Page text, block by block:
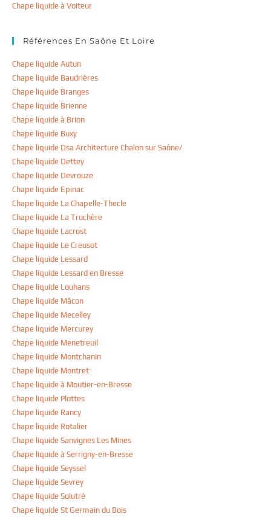
Chape liquide à Voiteur
Références En Saône Et Loire
Chape liquide Autun
Chape liquide Baudrières
Chape liquide Branges
Chape liquide Brienne
Chape liquide à Brion
Chape liquide Buxy
Chape liquide Dsa Architecture Chalon sur Saône/
Chape liquide Dettey
Chape liquide Devrouze
Chape liquide Epinac
Chape liquide La Chapelle-Thecle
Chape liquide La Truchère
Chape liquide Lacrost
Chape liquide Le Creusot
Chape liquide Lessard
Chape liquide Lessard en Bresse
Chape liquide Louhans
Chape liquide Mâcon
Chape liquide Mecelley
Chape liquide Mercurey
Chape liquide Menetreuil
Chape liquide Montchanin
Chape liquide Montret
Chape liquide à Moutier-en-Bresse
Chape liquide Plottes
Chape liquide Rancy
Chape liquide Rotalier
Chape liquide Sanvignes Les Mines
Chape liquide à Serrigny-en-Bresse
Chape liquide Seyssel
Chape liquide Sevrey
Chape liquide Solutré
Chape liquide St Germain du Bois